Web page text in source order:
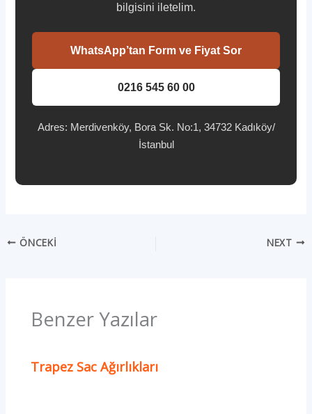
bilgisini iletelim.
WhatsApp’tan Form ve Fiyat Sor
0216 545 60 00
Adres: Merdivenköy, Bora Sk. No:1, 34732 Kadıköy/
İstanbul
ÖNCEKI NEXT
Benzer Yazılar
Trapez Sac Ağırlıkları